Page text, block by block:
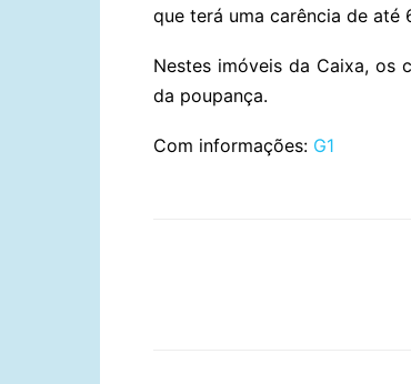
que terá uma carência de até
Nestes imóveis da Caixa, os
da poupança.
Com informações: G1